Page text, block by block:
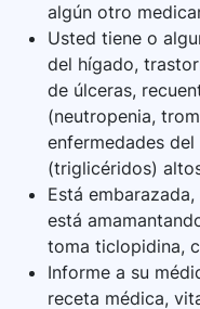
algún otro
Usted tiene o
del hígado,
de úlceras,
(neutropenia,
enfermedades
(triglicéridos)
Está
está
toma ticlopidina,
Informe a su
receta médica,